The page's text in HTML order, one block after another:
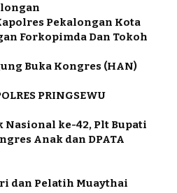
Pekalongan Kota
Forkopimda Dan Tokoh
Buka Kongres (HAN)
PRINGSEWU
ke-42, Plt Bupati
Anak dan DPATA
dan Pelatih Muaythai